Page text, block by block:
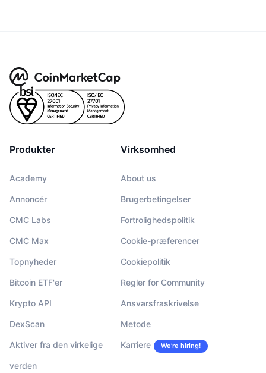
Produkter
Academy
Annoncér
CMC Labs
CMC Max
Topnyheder
Bitcoin ETF'er
Krypto API
DexScan
Aktiver fra den virkelige
verden
Virksomhed
About us
Brugerbetingelser
Fortrolighedspolitik
Cookie-præferencer
Cookiepolitik
Regler for Community
Ansvarsfraskrivelse
Metode
Karriere We’re hiring!